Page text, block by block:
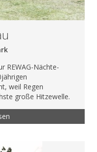
REWAG-Nächte-
weil Regen
große Hitzewelle.